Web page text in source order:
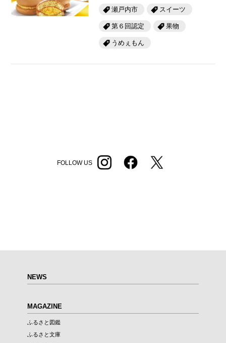
瀬戸内市 スイーツ
第６回認定 果物
うめぇもん
FOLLOW US
NEWS
MAGAZINE
ふるさと図鑑
ふるさと文庫